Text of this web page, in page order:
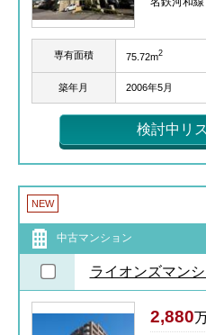
専有面積 75.72m2
築年月 2006年5月
検討中リ
NEW
中古マンション
ライオンズマン
2,880